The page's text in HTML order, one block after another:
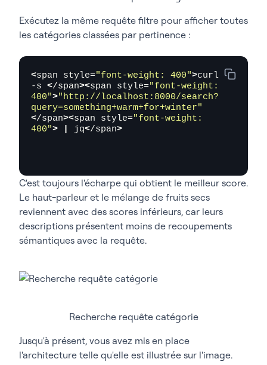
Exécutez la même requête filtre pour afficher toutes
les catégories classées par pertinence :
<span style="font-weight: 400">curl
-s </span><span style="font-weight:
400">"http://localhost:8000/search?
query=something+warm+for+winter"
</span><span style="font-weight:
400"> jq</span>
C'est toujours l'écharpe qui obtient le meilleur score.
Le haut-parleur et le mélange de fruits secs
reviennent avec des scores inférieurs, car leurs
descriptions présentent moins de recoupements
sémantiques avec la requête.
Recherche requête catégorie
Jusqu'à présent, vous avez mis en place
l'architecture telle qu'elle est illustrée sur l'image.